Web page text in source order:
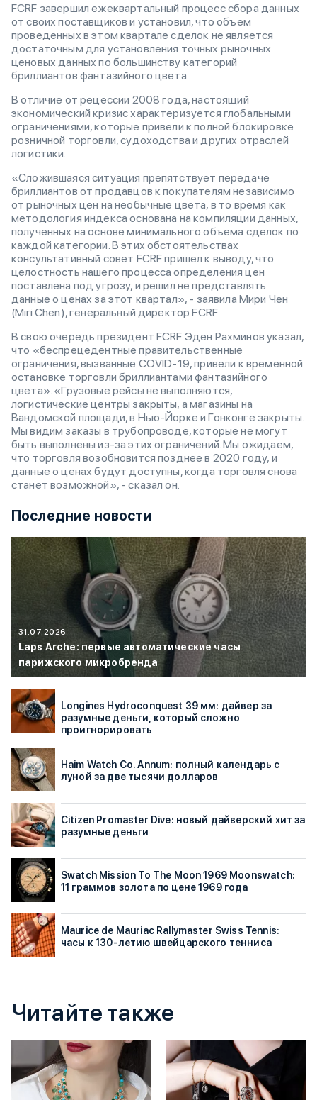
FCRF завершил ежеквартальный процесс сбора данных
от своих поставщиков и установил, что объем
проведенных в этом квартале сделок не является
достаточным для установления точных рыночных
ценовых данных по большинству категорий
бриллиантов фантазийного цвета.
В отличие от рецессии 2008 года, настоящий
экономический кризис характеризуется глобальными
ограничениями, которые привели к полной блокировке
розничной торговли, судоходства и других отраслей
логистики.
«Сложившаяся ситуация препятствует передаче
бриллиантов от продавцов к покупателям независимо
от рыночных цен на необычные цвета, в то время как
методология индекса основана на компиляции данных,
полученных на основе минимального объема сделок по
каждой категории. В этих обстоятельствах
консультативный совет FCRF пришел к выводу, что
целостность нашего процесса определения цен
поставлена под угрозу, и решил не представлять
данные о ценах за этот квартал», - заявила Мири Чен
(Miri Chen), генеральный директор FCRF.
В свою очередь президент FCRF Эден Рахминов указал,
что «беспрецедентные правительственные
ограничения, вызванные COVID-19, привели к временной
остановке торговли бриллиантами фантазийного
цвета». «Грузовые рейсы не выполняются,
логистические центры закрыты, а магазины на
Вандомской площади, в Нью-Йорке и Гонконге закрыты.
Мы видим заказы в трубопроводе, которые не могут
быть выполнены из-за этих ограничений. Мы ожидаем,
что торговля возобновится позднее в 2020 году, и
данные о ценах будут доступны, когда торговля снова
станет возможной», - сказал он.
Последние новости
31.07.2026
Laps Arche: первые автоматические часы
парижского микробренда
Longines Hydroconquest 39 мм: дайвер за
разумные деньги, который сложно
проигнорировать
Haim Watch Co. Annum: полный календарь с
луной за две тысячи долларов
Citizen Promaster Dive: новый дайверский хит за
разумные деньги
Swatch Mission To The Moon 1969 Moonswatch:
11 граммов золота по цене 1969 года
Maurice de Mauriac Rallymaster Swiss Tennis:
часы к 130-летию швейцарского тенниса
Читайте также